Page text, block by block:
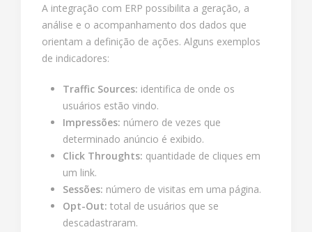
A integração com ERP possibilita a geração, a
análise e o acompanhamento dos dados que
orientam a definição de ações. Alguns exemplos
de indicadores:
Traffic Sources: identifica de onde os
usuários estão vindo.
Impressões: número de vezes que
determinado anúncio é exibido.
Click Throughts: quantidade de cliques em
um link.
Sessões: número de visitas em uma página.
Opt-Out: total de usuários que se
descadastraram.